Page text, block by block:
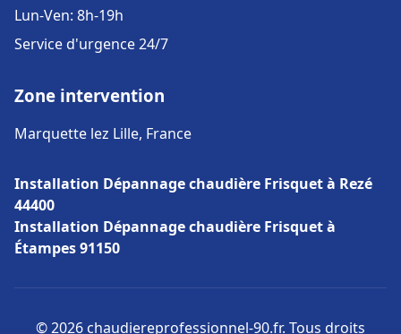
Lun-Ven: 8h-19h
Service d'urgence 24/7
Zone intervention
Marquette lez Lille, France
Installation Dépannage chaudière Frisquet à Rezé
44400
Installation Dépannage chaudière Frisquet à
Étampes 91150
© 2026 chaudiereprofessionnel-90.fr. Tous droits